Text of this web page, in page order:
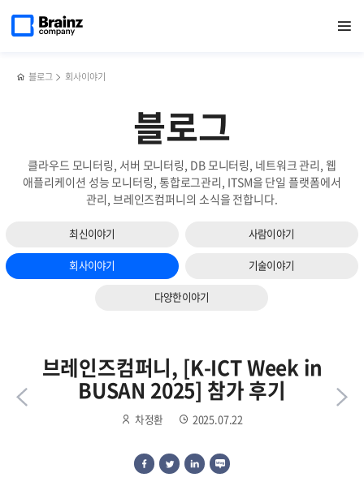
열기
페이지로
블로그 회사이야기
블로그
클라우드 모니터링, 서버 모니터링, DB 모니터링, 네트워크 관리, 웹
애플리케이션 성능 모니터링, 통합로그관리, ITSM을 단일 플랫폼에서
관리, 브레인즈컴퍼니의 소식을 전합니다.
최신이야기 사람이야기
회사이야기 기술이야기
다양한이야기
TCP
브레인즈컴퍼니, [K-ICT Week in
BUSAN 2025] 참가 후기
차정환 2025.07.22
솔루션,
TMS의
다음
슬라이드